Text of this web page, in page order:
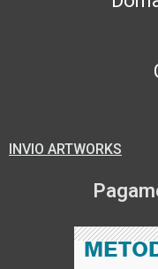
INVIO ARTWORKS